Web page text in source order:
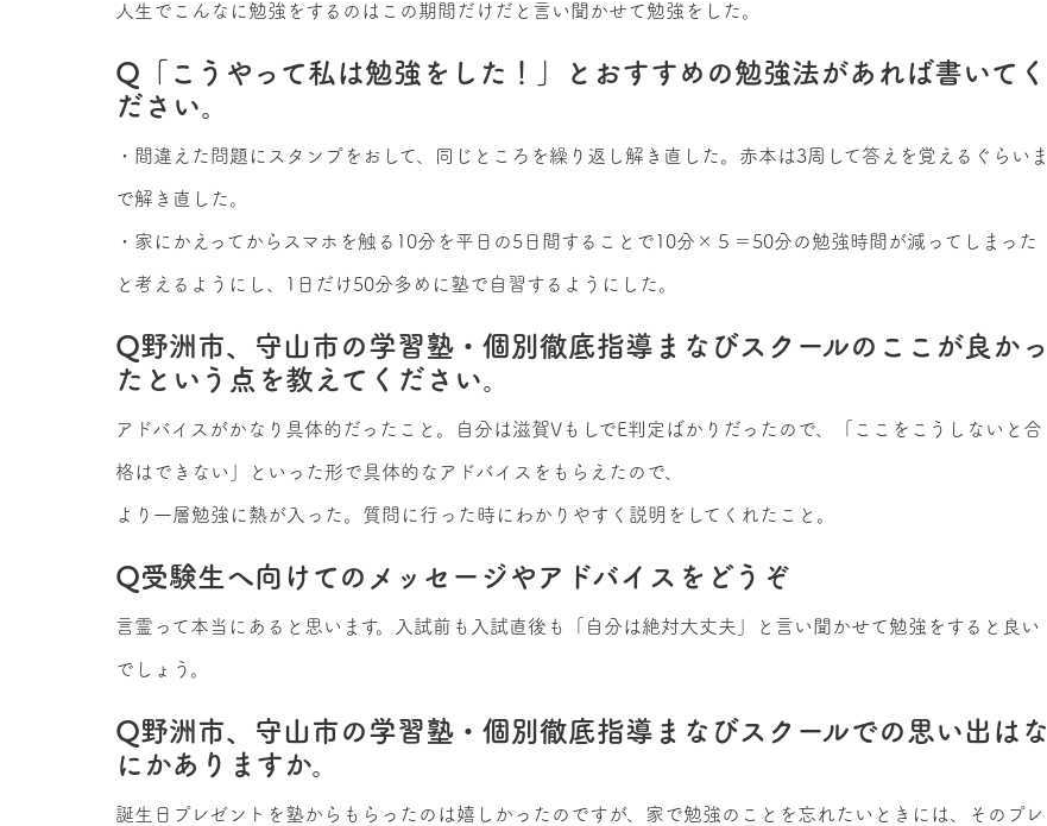
人生でこんなに勉強をするのはこの期間だけだと言い聞かせて勉強をした。
Q「こうやって私は勉強をした！」とおすすめの勉強法があれば書いてく
ださい。
・間違えた問題にスタンプをおして、同じところを繰り返し解き直した。赤本は3周して答えを覚えるぐらいま
で解き直した。
・家にかえってからスマホを触る10分を平日の5日間することで10分×５＝50分の勉強時間が減ってしまった
と考えるようにし、1日だけ50分多めに塾で自習するようにした。
Q野洲市、守山市の学習塾・個別徹底指導まなびスクールのここが良かっ
たという点を教えてください。
アドバイスがかなり具体的だったこと。自分は滋賀VもしでE判定ばかりだったので、「ここをこうしないと合
格はできない」といった形で具体的なアドバイスをもらえたので、
より一層勉強に熱が入った。質問に行った時にわかりやすく説明をしてくれたこと。
Q受験生へ向けてのメッセージやアドバイスをどうぞ
言霊って本当にあると思います。入試前も入試直後も「自分は絶対大丈夫」と言い聞かせて勉強をすると良い
でしょう。
Q野洲市、守山市の学習塾・個別徹底指導まなびスクールでの思い出はな
にかありますか。
誕生日プレゼントを塾からもらったのは嬉しかったのですが、家で勉強のことを忘れたいときには、そのプレ